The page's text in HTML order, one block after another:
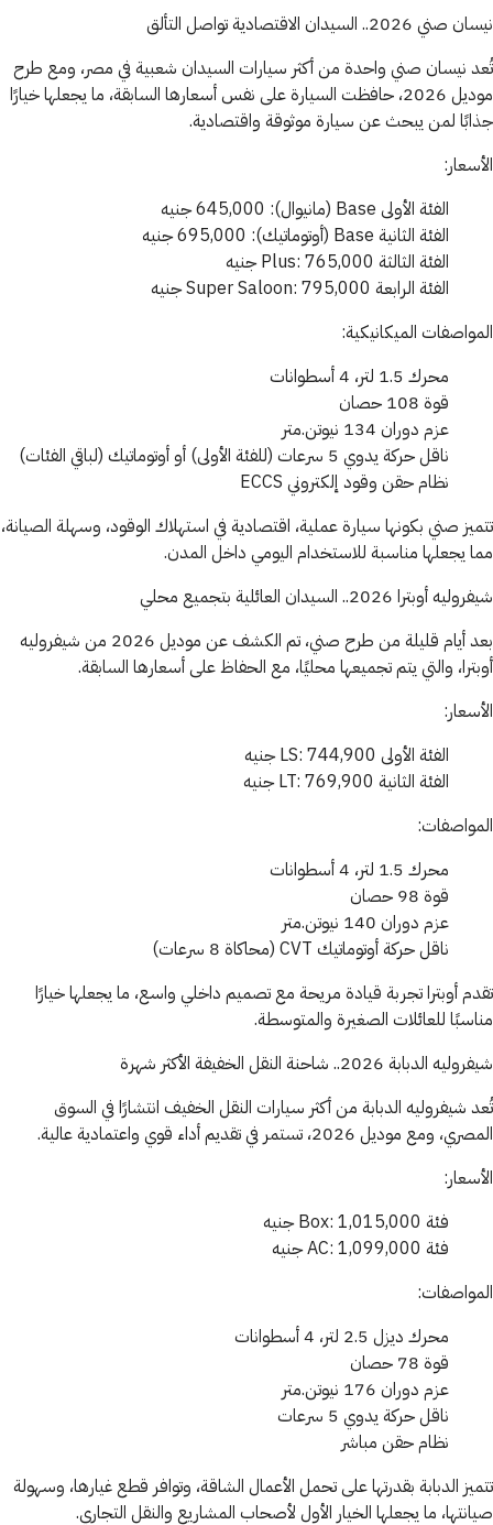
نيسان صني 2026.. السيدان الاقتصادية تواصل التألق
تُعد نيسان صني واحدة من أكثر سيارات السيدان شعبية في مصر، ومع طرح
موديل 2026، حافظت السيارة على نفس أسعارها السابقة، ما يجعلها خيارًا
جذابًا لمن يبحث عن سيارة موثوقة واقتصادية.
الأسعار:
الفئة الأولى Base (مانيوال): 645,000 جنيه
الفئة الثانية Base (أوتوماتيك): 695,000 جنيه
الفئة الثالثة Plus: 765,000 جنيه
الفئة الرابعة Super Saloon: 795,000 جنيه
المواصفات الميكانيكية:
محرك 1.5 لتر، 4 أسطوانات
قوة 108 حصان
عزم دوران 134 نيوتن.متر
ناقل حركة يدوي 5 سرعات (للفئة الأولى) أو أوتوماتيك (لباقي الفئات)
نظام حقن وقود إلكتروني ECCS
تتميز صني بكونها سيارة عملية، اقتصادية في استهلاك الوقود، وسهلة الصيانة،
مما يجعلها مناسبة للاستخدام اليومي داخل المدن.
شيفروليه أوبترا 2026.. السيدان العائلية بتجميع محلي
بعد أيام قليلة من طرح صني، تم الكشف عن موديل 2026 من شيفروليه
أوبترا، والتي يتم تجميعها محليًا، مع الحفاظ على أسعارها السابقة.
الأسعار:
الفئة الأولى LS: 744,900 جنيه
الفئة الثانية LT: 769,900 جنيه
المواصفات:
محرك 1.5 لتر، 4 أسطوانات
قوة 98 حصان
عزم دوران 140 نيوتن.متر
ناقل حركة أوتوماتيك CVT (محاكاة 8 سرعات)
تقدم أوبترا تجربة قيادة مريحة مع تصميم داخلي واسع، ما يجعلها خيارًا
مناسبًا للعائلات الصغيرة والمتوسطة.
شيفروليه الدبابة 2026.. شاحنة النقل الخفيفة الأكثر شهرة
تُعد شيفروليه الدبابة من أكثر سيارات النقل الخفيف انتشارًا في السوق
المصري، ومع موديل 2026، تستمر في تقديم أداء قوي واعتمادية عالية.
الأسعار:
فئة Box: 1,015,000 جنيه
فئة AC: 1,099,000 جنيه
المواصفات:
محرك ديزل 2.5 لتر، 4 أسطوانات
قوة 78 حصان
عزم دوران 176 نيوتن.متر
ناقل حركة يدوي 5 سرعات
نظام حقن مباشر
تتميز الدبابة بقدرتها على تحمل الأعمال الشاقة، وتوافر قطع غيارها، وسهولة
صيانتها، ما يجعلها الخيار الأول لأصحاب المشاريع والنقل التجاري.